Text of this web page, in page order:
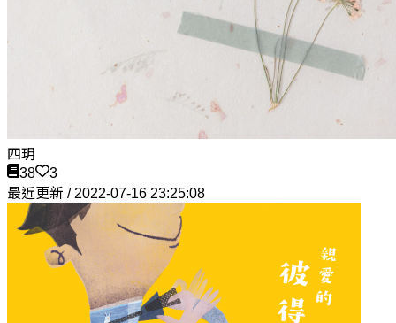
四玥
38
3
最近更新 / 2022-07-16 23:25:08